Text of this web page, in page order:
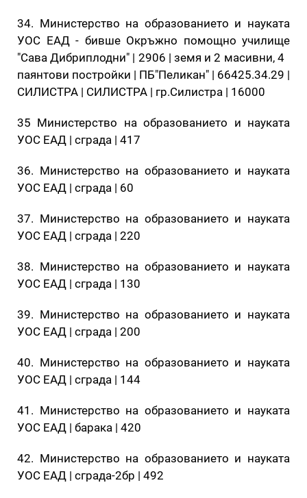
34. Министерство на образованието и науката
УОС ЕАД - бивше Окръжно помощно училище
"Сава Дибриплодни" | 2906 | земя и 2 масивни, 4
паянтови постройки | ПБ"Пеликан" | 66425.34.29 |
СИЛИСТРА | СИЛИСТРА | гр.Силистра | 16000
35 Министерство на образованието и науката
УОС ЕАД | сграда | 417
36. Министерство на образованието и науката
УОС ЕАД | сграда | 60
37. Министерство на образованието и науката
УОС ЕАД | сграда | 220
38. Министерство на образованието и науката
УОС ЕАД | сграда | 130
39. Министерство на образованието и науката
УОС ЕАД | сграда | 200
40. Министерство на образованието и науката
УОС ЕАД | сграда | 144
41. Министерство на образованието и науката
УОС ЕАД | барака | 420
42. Министерство на образованието и науката
УОС ЕАД | сграда-2бр | 492